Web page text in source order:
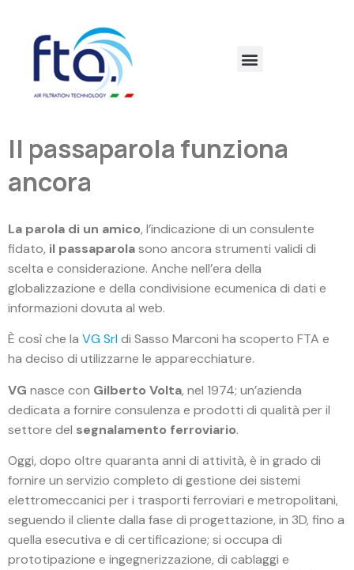
Il passaparola funziona
ancora
La parola di un amico, l’indicazione di un consulente
fidato, il passaparolasono ancora strumenti validi di
scelta e considerazione. Anche nell’era della
globalizzazione e della condivisione ecumenica di dati e
informazioni dovuta al web.
È così che la VG Srldi Sasso Marconi ha scoperto FTA e
ha deciso di utilizzarne le apparecchiature.
VG nasce con Gilberto Volta, nel 1974; un’azienda
dedicata a fornire consulenza e prodotti di qualità per il
settore del segnalamento ferroviario.
Oggi, dopo oltre quaranta anni di attività, è in grado di
fornire un servizio completo di gestione dei sistemi
elettromeccanici per i trasporti ferroviari e metropolitani,
seguendo il cliente dalla fase di progettazione, in 3D, fino a
quella esecutiva e di certificazione; si occupa di
prototipazione e ingegnerizzazione, di cablaggi e